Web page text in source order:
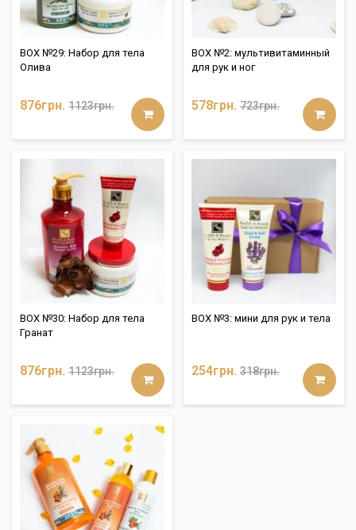
BOX №29: Набор для тела
Олива
876грн. 1123грн.
BOX №2: мультивитаминный
для рук и ног
578грн. 723грн.
BOX №30: Набор для тела
Гранат
876грн. 1123грн.
BOX №3: мини для рук и тела
254грн. 318грн.